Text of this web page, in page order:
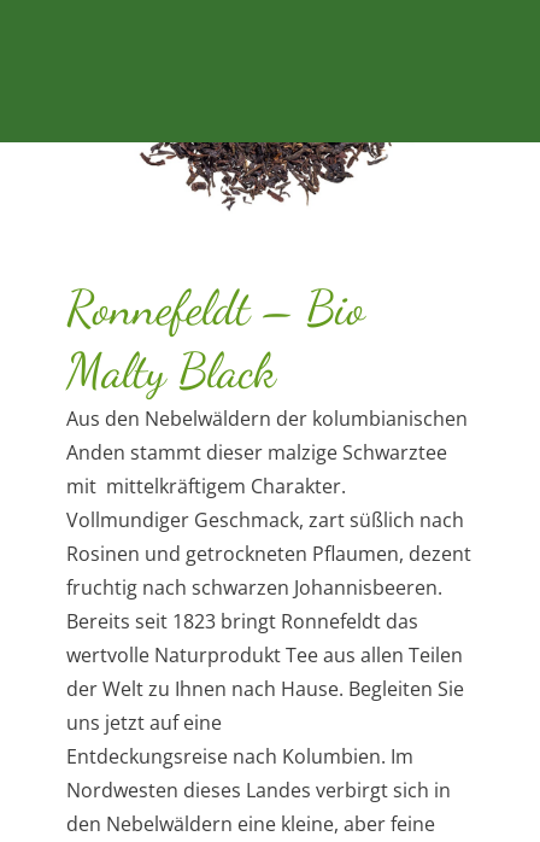
Ronnefeldt – Bio
Malty Black
Aus den Nebelwäldern der kolumbianischen
Anden stammt dieser malzige Schwarztee
mit mittelkräftigem Charakter.
Vollmundiger Geschmack, zart süßlich nach
Rosinen und getrockneten Pflaumen, dezent
fruchtig nach schwarzen Johannisbeeren.
Bereits seit 1823 bringt Ronnefeldt das
wertvolle Naturprodukt Tee aus allen Teilen
der Welt zu Ihnen nach Hause. Begleiten Sie
uns jetzt auf eine
Entdeckungsreise nach Kolumbien. Im
Nordwesten dieses Landes verbirgt sich in
den Nebelwäldern eine kleine, aber feine